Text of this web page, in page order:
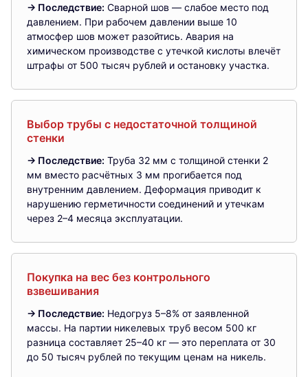
→ Последствие: Сварной шов — слабое место под
давлением. При рабочем давлении выше 10
атмосфер шов может разойтись. Авария на
химическом производстве с утечкой кислоты влечёт
штрафы от 500 тысяч рублей и остановку участка.
Выбор трубы с недостаточной толщиной
стенки
→ Последствие: Труба 32 мм с толщиной стенки 2
мм вместо расчётных 3 мм прогибается под
внутренним давлением. Деформация приводит к
нарушению герметичности соединений и утечкам
через 2–4 месяца эксплуатации.
Покупка на вес без контрольного
взвешивания
→ Последствие: Недогруз 5–8% от заявленной
массы. На партии никелевых труб весом 500 кг
разница составляет 25–40 кг — это переплата от 30
до 50 тысяч рублей по текущим ценам на никель.